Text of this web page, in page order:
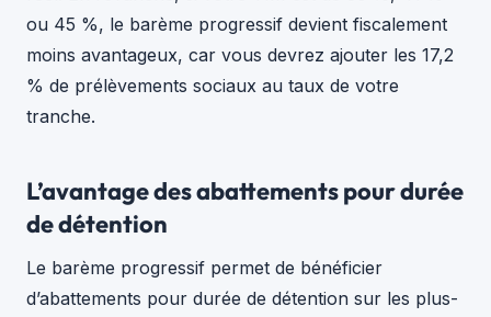
ou 45 %, le barème progressif devient fiscalement
moins avantageux, car vous devrez ajouter les 17,2
% de prélèvements sociaux au taux de votre
tranche.
L’avantage des abattements pour durée
de détention
Le barème progressif permet de bénéficier
d’abattements pour durée de détention sur les plus-